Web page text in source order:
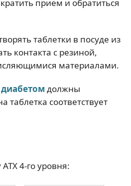
прием и обратиться
таблетки в посуде из
контакта с резиной,
материалами.
должны
таблетка соответствует
4-го уровня: